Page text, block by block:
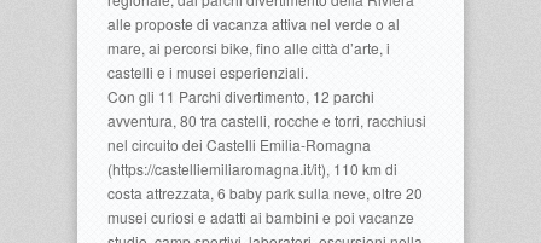
alle proposte di vacanza attiva nel verde o al
mare, ai percorsi bike, fino alle città d’arte, i
castelli e i musei esperienziali.
Con gli 11 Parchi divertimento, 12 parchi
avventura, 80 tra castelli, rocche e torri, racchiusi
nel circuito dei Castelli Emilia-Romagna
(https://castelliemiliaromagna.it/it), 110 km di
costa attrezzata, 6 baby park sulla neve, oltre 20
musei curiosi e adatti ai bambini e poi vacanze